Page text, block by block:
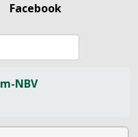
Facebook
m-NBV